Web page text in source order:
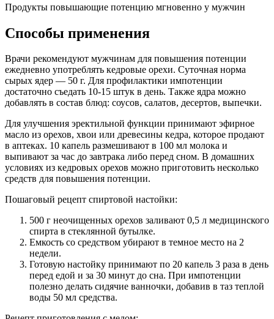
Продукты повышающие потенцию мгновенно у мужчин
Способы применения
Врачи рекомендуют мужчинам для повышения потенции
ежедневно употреблять кедровые орехи. Суточная норма
сырых ядер — 50 г. Для профилактики импотенции
достаточно съедать 10-15 штук в день. Также ядра можно
добавлять в состав блюд: соусов, салатов, десертов, выпечки.
Для улучшения эректильной функции принимают эфирное
масло из орехов, хвои или древесины кедра, которое продают
в аптеках. 10 капель размешивают в 100 мл молока и
выпивают за час до завтрака либо перед сном. В домашних
условиях из кедровых орехов можно приготовить несколько
средств для повышения потенции.
Пошаговый рецепт спиртовой настойки:
500 г неочищенных орехов заливают 0,5 л медицинского
спирта в стеклянной бутылке.
Емкость со средством убирают в темное место на 2
недели.
Готовую настойку принимают по 20 капель 3 раза в день
перед едой и за 30 минут до сна. При импотенции
полезно делать сидячие ванночки, добавив в таз теплой
воды 50 мл средства.